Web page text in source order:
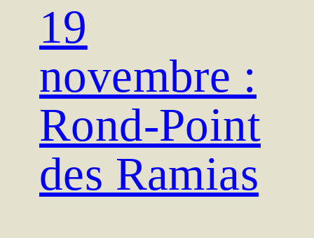
19
novembre :
Rond-Point
des Ramias